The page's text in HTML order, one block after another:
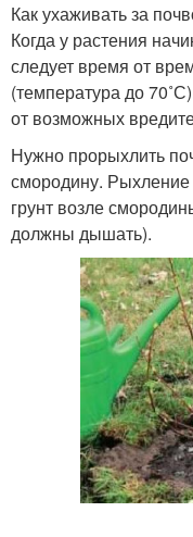
Как ухаживать за
Когда у растения
следует время от
(температура до
от возможных
Нужно прорыхлить
смородину. Рыхление
грунт возле
должны дышать).